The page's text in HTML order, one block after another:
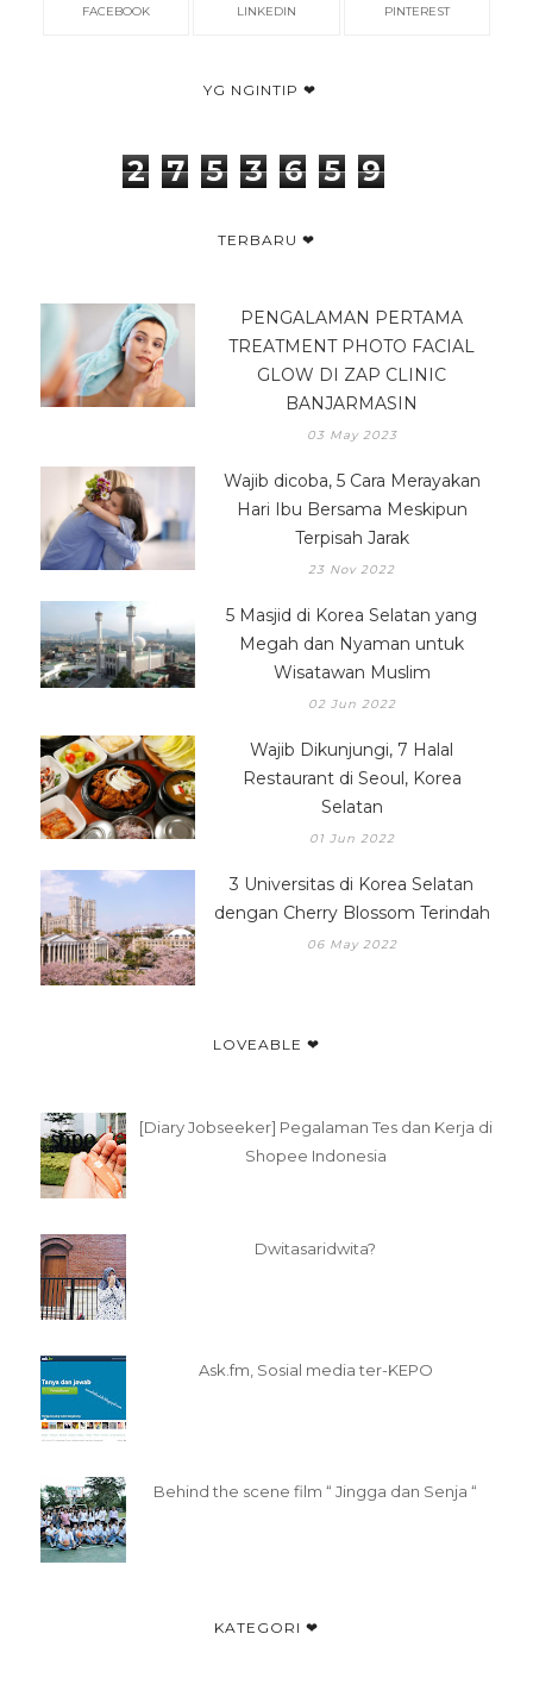
FACEBOOK LINKEDIN PINTEREST
YG NGINTIP ❤
2 7 5 3 6 5 9
TERBARU ❤
PENGALAMAN PERTAMA
TREATMENT PHOTO FACIAL
GLOW DI ZAP CLINIC
BANJARMASIN
03 May 2023
Wajib dicoba, 5 Cara Merayakan
Hari Ibu Bersama Meskipun
Terpisah Jarak
23 Nov 2022
5 Masjid di Korea Selatan yang
Megah dan Nyaman untuk
Wisatawan Muslim
02 Jun 2022
Wajib Dikunjungi, 7 Halal
Restaurant di Seoul, Korea
Selatan
01 Jun 2022
3 Universitas di Korea Selatan
dengan Cherry Blossom Terindah
06 May 2022
LOVEABLE ❤
[Diary Jobseeker] Pegalaman Tes dan Kerja di
Shopee Indonesia
Dwitasaridwita?
Ask.fm, Sosial media ter-KEPO
Behind the scene film “ Jingga dan Senja “
KATEGORI ❤